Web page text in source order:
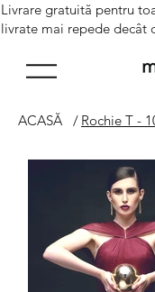
Livrare gratuită pentru
livrate mai repede decât
ACASĂ / Rochie T -